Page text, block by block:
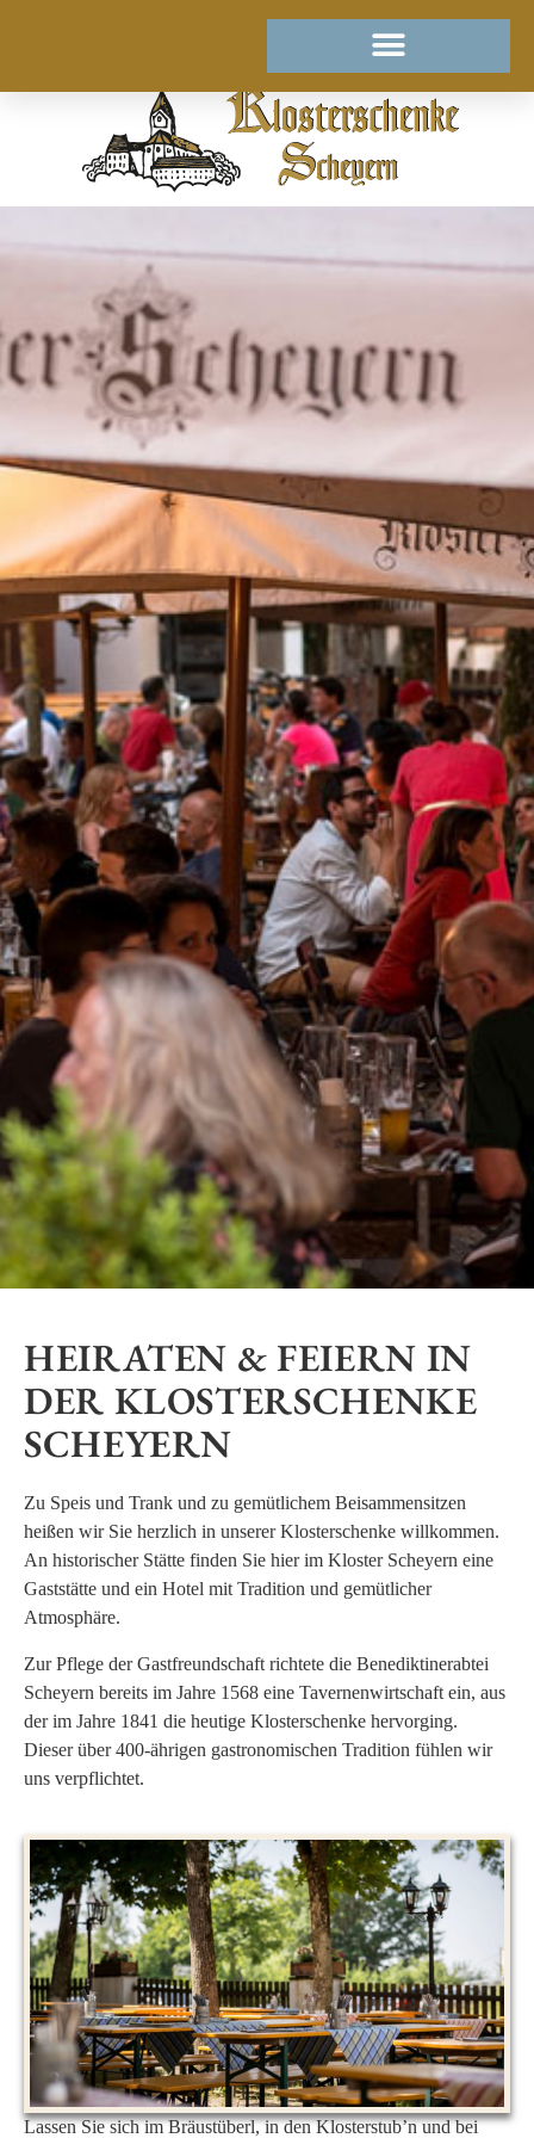
HEIRATEN & FEIERN IN
DER KLOSTERSCHENKE
SCHEYERN
Zu Speis und Trank und zu gemütlichem Beisammensitzen
heißen wir Sie herzlich in unserer Klosterschenke willkommen.
An historischer Stätte finden Sie hier im Kloster Scheyern eine
Gaststätte und ein Hotel mit Tradition und gemütlicher
Atmosphäre.
Zur Pflege der Gastfreundschaft richtete die Benediktinerabtei
Scheyern bereits im Jahre 1568 eine Tavernenwirtschaft ein, aus
der im Jahre 1841 die heutige Klosterschenke hervorging.
Dieser über 400-ährigen gastronomischen Tradition fühlen wir
uns verpflichtet.
Lassen Sie sich im Bräustüberl, in den Klosterstub’n und bei